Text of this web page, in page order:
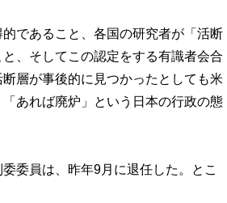
であること、各国の研究者が「活断
、そしてこの認定をする有識者会合
層が事後的に見つかったとしても米
あれば廃炉」という日本の行政の態
委員は、昨年9月に退任した。とこ